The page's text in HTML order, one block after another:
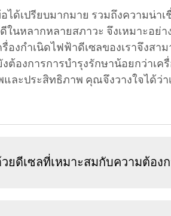
ได้เปรียบมากมาย รวมถึงความน่า
ในหลากหลายสภาวะ จึงเหมาะอย่
องกำเนิดไฟฟ้าดีเซลของเราจึงส
องการการบำรุงรักษาน้อยกว่าเ
ละประสิทธิภาพ คุณจึงวางใจได้ว่
ยดีเซลที่เหมาะสมกับความต้อง